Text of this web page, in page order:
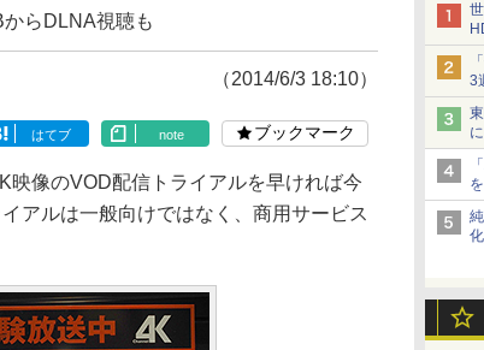
3
らDLNA視聴も
（2014/6/3 18:10）
はてブ note ブックマーク
像のVOD配信トライアルを早ければ今
アルは一般向けではなく、商用サービス